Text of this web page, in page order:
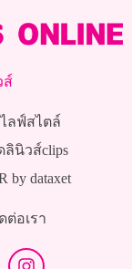
ส์
ไลฟ์สไตล์
ลินิวส์clips
by dataxet
ต่อเรา